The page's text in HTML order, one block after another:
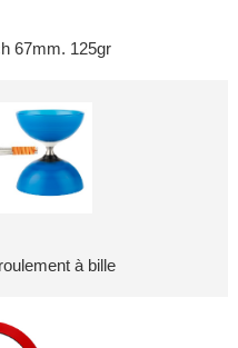
67mm. 125gr
à bille